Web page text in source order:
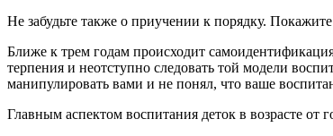
Не забудьте также о приучении к порядку.
Ближе к трем годам происходит
терпения и неотступно следовать той модели
манипулировать вами и не понял, что ваше
Главным аспектом воспитания деток в возрасте от